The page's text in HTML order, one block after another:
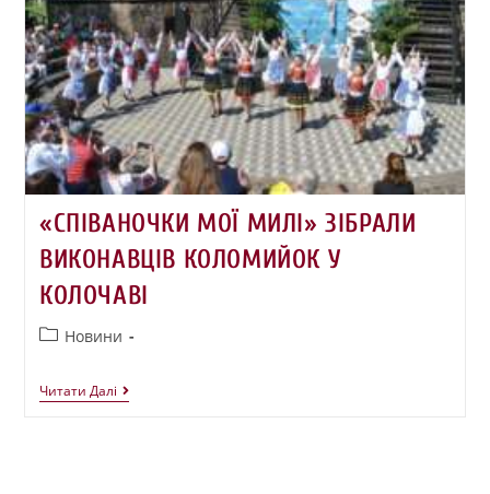
«СПІВАНОЧКИ МОЇ МИЛІ» ЗІБРАЛИ
ВИКОНАВЦІВ КОЛОМИЙОК У
КОЛОЧАВІ
Новини
Читати Далі